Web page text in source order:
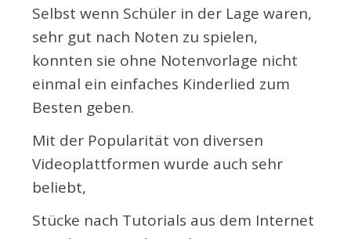
Selbst wenn Schüler in der Lage waren,
sehr gut nach Noten zu spielen,
konnten sie ohne Notenvorlage nicht
einmal ein einfaches Kinderlied zum
Besten geben.
Mit der Popularität von diversen
Videoplattformen wurde auch sehr
beliebt,
Stücke nach Tutorials aus dem Internet